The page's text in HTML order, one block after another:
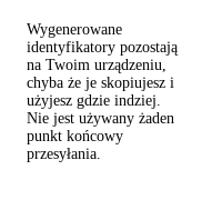
Wygenerowane
identyfikatory pozostają
na Twoim urządzeniu,
chyba że je skopiujesz i
użyjesz gdzie indziej.
Nie jest używany żaden
punkt końcowy
przesyłania.